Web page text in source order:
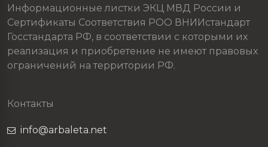
Информационные листки ЭКЦ МВД России и
Сертификаты Соответствия РОО ВНИИстандарт
Госстандарта РФ, в соответствии с которыми их
реализация и приобретение не имеют правовых
ограничений на территории РФ.
Контакты
info@arbaleta.net